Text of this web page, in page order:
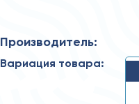
Производитель:
Вариация товара: